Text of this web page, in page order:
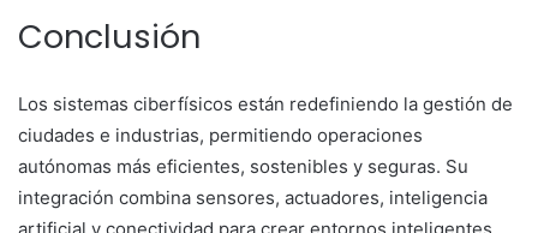
Conclusión
Los sistemas ciberfísicos están redefiniendo la gestión de
ciudades e industrias, permitiendo operaciones
autónomas más eficientes, sostenibles y seguras. Su
integración combina sensores, actuadores, inteligencia